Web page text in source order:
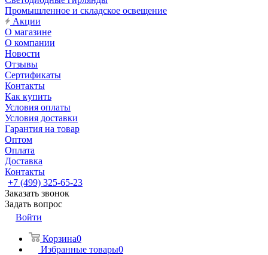
Промышленное и складское освещение
Акции
О магазине
О компании
Новости
Отзывы
Сертификаты
Контакты
Как купить
Условия оплаты
Условия доставки
Гарантия на товар
Оптом
Оплата
Доставка
Контакты
+7 (499) 325-65-23
Заказать звонок
Задать вопрос
Войти
Корзина0
Избранные товары0